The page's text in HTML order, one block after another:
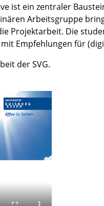
ist ein zentraler
Arbeitsgruppe
Projektarbeit. Die
Empfehlungen für
der SVG.